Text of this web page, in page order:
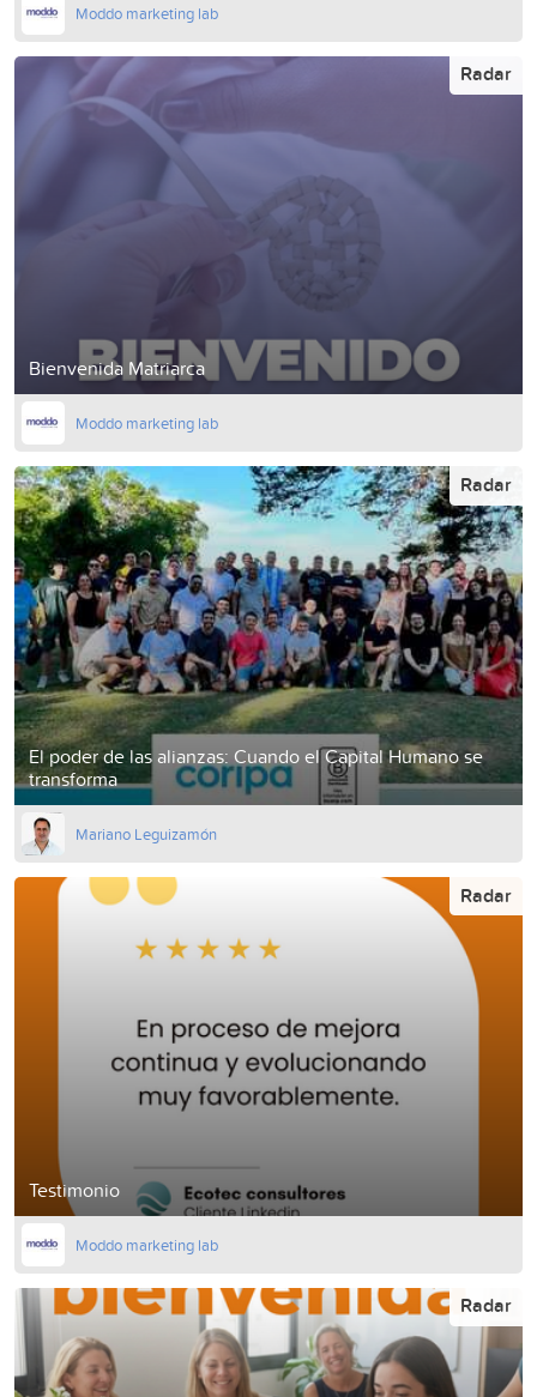
Moddo marketing lab
Bienvenida Matriarca
Radar
Moddo marketing lab
El poder de las alianzas: Cuando el Capital Humano se
transforma
Radar
Mariano Leguizamón
Testimonio
Radar
Moddo marketing lab
Radar